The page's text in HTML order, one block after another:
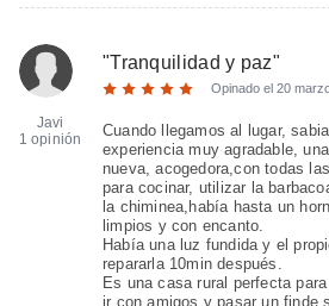
Javi
1 opinión
"Tranquilidad y paz"
Opinado el 20
Cuando llegamos al lugar,
experiencia muy agradable,
nueva, acogedora,con todas
para cocinar, utilizar la
la chiminea,había hasta un
limpios y con encanto.
Había una luz fundida y el
repararla 10min después.
Es una casa rural perfecta
ir con amigos y pasar un finde